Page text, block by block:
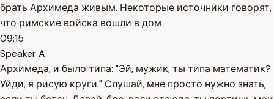
брать Архимеда живым. Некоторые источники говорят,
что римские войска вошли в дом
09:15
Speaker A
Архимеда, и было типа: "Эй, мужик, ты типа математик?
Уйди, я рисую круги." Слушай, мне просто нужно знать,